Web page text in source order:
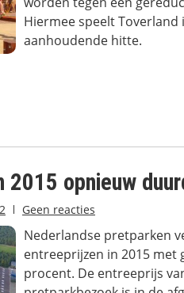
Hiermee speelt Toverland
aanhoudende hitte.
2015 opnieuw
Geen reacties
Nederlandse pretparken
entreeprijzen in 2015 met
procent. De entreeprijs